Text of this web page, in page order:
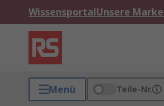
WissensportalUnsere
Menü Teile-Nr.